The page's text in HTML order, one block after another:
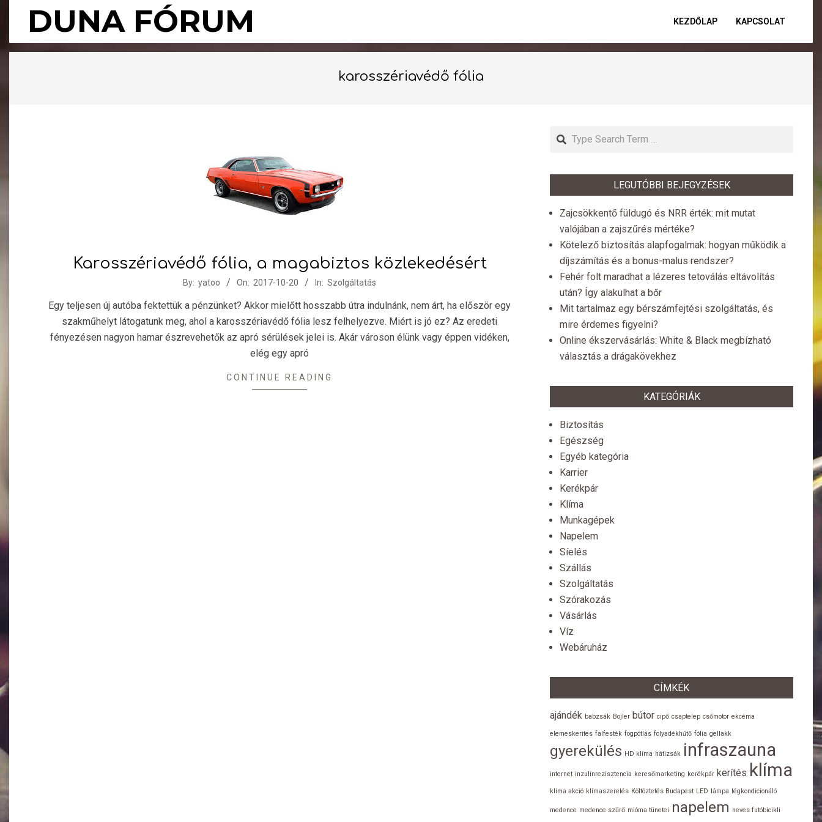
DUNA FÓRUM KEZDŐLAP KAPCSOLAT
karosszériavédő fólia
Karosszériavédő fólia, a magabiztos közlekedésért
20
By: yatoo On: 2017-10-20 In: Szolgáltatás
Egy teljesen új autóba fektettük a pénzünket? Akkor mielőtt hosszabb útra indulnánk, nem árt, ha először egy
szakműhelyt látogatunk meg, ahol a karosszériavédő fólia lesz felhelyezve. Miért is jó ez? Az eredeti
fényezésen nagyon hamar észrevehetők az apró sérülések jelei is. Akár városon élünk vagy éppen vidéken,
elég egy apró
CONTINUE READING
Search
LEGUTÓBBI BEJEGYZÉSEK
Zajcsökkentő füldugó és NRR érték: mit mutat
valójában a zajszűrés mértéke?
Kötelező biztosítás alapfogalmak: hogyan működik a
díjszámítás és a bonus-malus rendszer?
Fehér folt maradhat a lézeres tetoválás eltávolítás
után? Így alakulhat a bőr
Mit tartalmaz egy bérszámfejtési szolgáltatás, és
mire érdemes figyelni?
Online ékszervásárlás: White & Black megbízható
választás a drágakövekhez
KATEGÓRIÁK
Biztosítás
Egészség
Egyéb kategória
Karrier
Kerékpár
Klíma
Munkagépek
Napelem
Síelés
Szállás
Szolgáltatás
Szórakozás
Vásárlás
Víz
Webáruház
CÍMKÉK
ajándék babzsák Bojler bútor cipő csaptelep csőmotor ekcéma
elemeskerites falfesték fogpótlás folyadékhűtő fólia gellakk
gyerekülés HD klíma hátizsák infraszauna
internet inzulinrezisztencia keresőmarketing kerékpár kerítés klíma
klíma akció klímaszerelés Költöztetés Budapest LED lámpa légkondicionáló
medence medence szűrő mióma tünetei napelem neves futóbicikli